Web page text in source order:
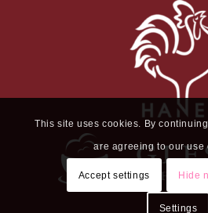
This site uses cookies. By
are agreeing to our use
Accept settings Hide
Settings